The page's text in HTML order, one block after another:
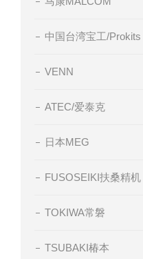
中国台湾宝工/Prokits
VENN
ATEC/爱泰克
日本MEG
FUSOSEIKI扶桑精机
TOKIWA常磐
TSUBAKI椿本